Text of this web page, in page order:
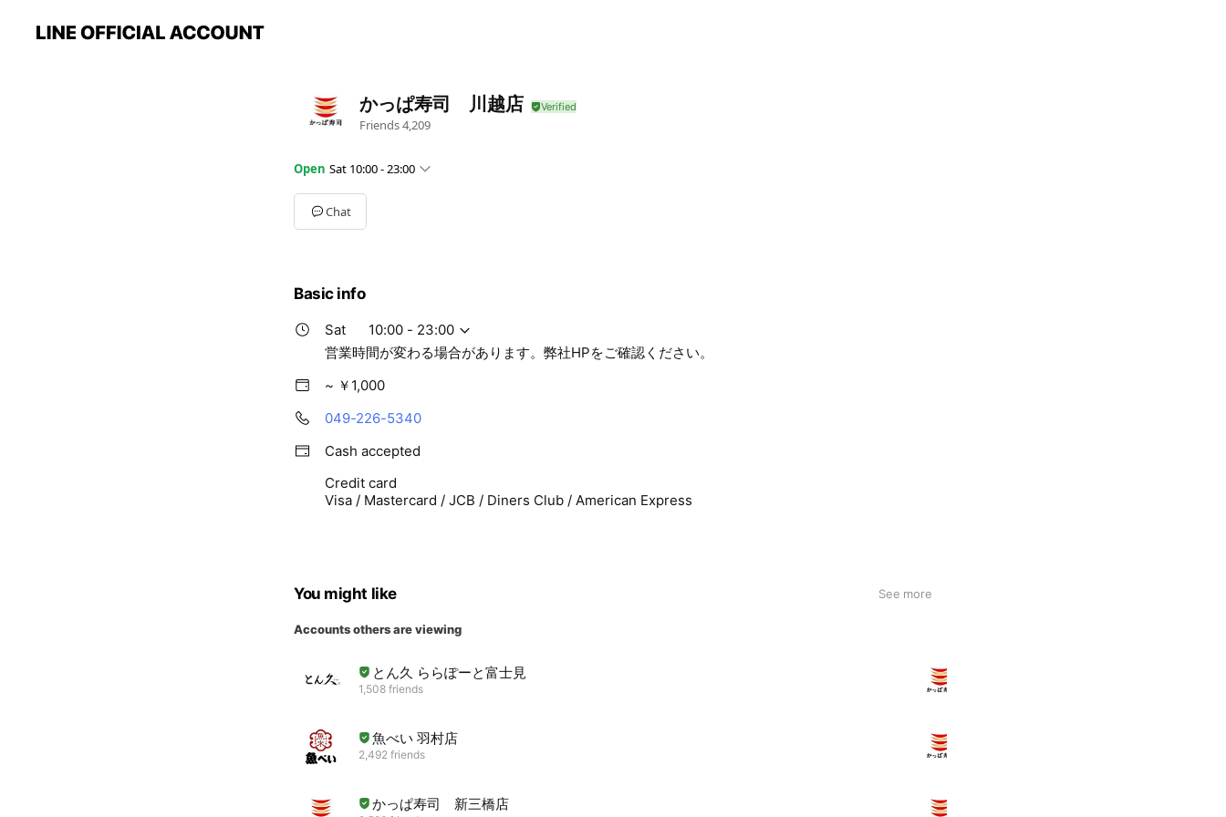
かっぱ寿司 川越店
Friends4,209
Open Sat 10:00 - 23:00
Mon10:30 - 23:00
Tue10:30 - 23:00
Wed
10:30 - 23:00
Sun10:00 - 23:00
Chat
Basic info
Sat
10:00 - 23:00
営業時間が変わる場合があります。弊社HPをご確認ください。
~ ￥1,000
049-226-5340
Cash accepted
Credit card
Visa / Mastercard / JCB / Diners Club / American Express
You might like See more
Accounts others are viewing
とん久 ららぽーと富士見
1,508 friends
魚べい 羽村店
2,492 friends
かっぱ寿司 新三橋店